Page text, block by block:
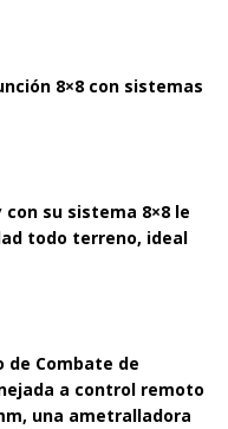
8×8 con sistemas
con su sistema 8×8 le
todo terreno, ideal
de Combate de
a control remoto
una ametralladora